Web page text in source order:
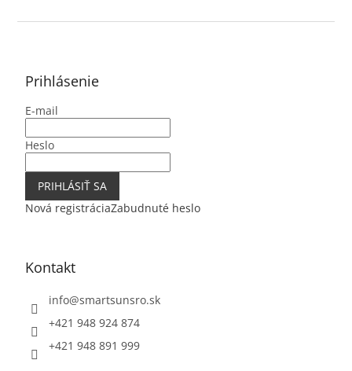
Prihlásenie
E-mail
Heslo
PRIHLÁSIŤ SA
Nová registráciaZabudnuté heslo
Kontakt
info@smartsunsro.sk
+421 948 924 874
+421 948 891 999